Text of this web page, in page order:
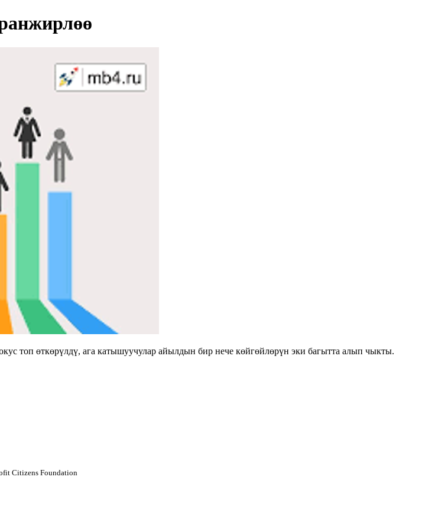
топ өткөрүлдү, ага катышуучулар айылдын бир нече көйгөйлөрүн эки багытта алып чыкты.
Citizens Foundation